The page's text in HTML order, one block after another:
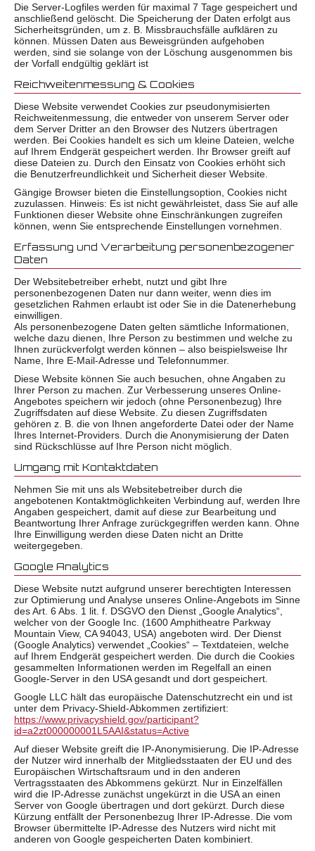
Die Server-Logfiles werden für maximal 7 Tage gespeichert und
anschließend gelöscht. Die Speicherung der Daten erfolgt aus
Sicherheitsgründen, um z. B. Missbrauchsfälle aufklären zu
können. Müssen Daten aus Beweisgründen aufgehoben
werden, sind sie solange von der Löschung ausgenommen bis
der Vorfall endgültig geklärt ist
Reichweitenmessung & Cookies
Diese Website verwendet Cookies zur pseudonymisierten
Reichweitenmessung, die entweder von unserem Server oder
dem Server Dritter an den Browser des Nutzers übertragen
werden. Bei Cookies handelt es sich um kleine Dateien, welche
auf Ihrem Endgerät gespeichert werden. Ihr Browser greift auf
diese Dateien zu. Durch den Einsatz von Cookies erhöht sich
die Benutzerfreundlichkeit und Sicherheit dieser Website.
Gängige Browser bieten die Einstellungsoption, Cookies nicht
zuzulassen. Hinweis: Es ist nicht gewährleistet, dass Sie auf alle
Funktionen dieser Website ohne Einschränkungen zugreifen
können, wenn Sie entsprechende Einstellungen vornehmen.
Erfassung und Verarbeitung personenbezogener
Daten
Der Websitebetreiber erhebt, nutzt und gibt Ihre
personenbezogenen Daten nur dann weiter, wenn dies im
gesetzlichen Rahmen erlaubt ist oder Sie in die Datenerhebung
einwilligen.
Als personenbezogene Daten gelten sämtliche Informationen,
welche dazu dienen, Ihre Person zu bestimmen und welche zu
Ihnen zurückverfolgt werden können – also beispielsweise Ihr
Name, Ihre E-Mail-Adresse und Telefonnummer.
Diese Website können Sie auch besuchen, ohne Angaben zu
Ihrer Person zu machen. Zur Verbesserung unseres Online-
Angebotes speichern wir jedoch (ohne Personenbezug) Ihre
Zugriffsdaten auf diese Website. Zu diesen Zugriffsdaten
gehören z. B. die von Ihnen angeforderte Datei oder der Name
Ihres Internet-Providers. Durch die Anonymisierung der Daten
sind Rückschlüsse auf Ihre Person nicht möglich.
Umgang mit Kontaktdaten
Nehmen Sie mit uns als Websitebetreiber durch die
angebotenen Kontaktmöglichkeiten Verbindung auf, werden Ihre
Angaben gespeichert, damit auf diese zur Bearbeitung und
Beantwortung Ihrer Anfrage zurückgegriffen werden kann. Ohne
Ihre Einwilligung werden diese Daten nicht an Dritte
weitergegeben.
Google Analytics
Diese Website nutzt aufgrund unserer berechtigten Interessen
zur Optimierung und Analyse unseres Online-Angebots im Sinne
des Art. 6 Abs. 1 lit. f. DSGVO den Dienst „Google Analytics“,
welcher von der Google Inc. (1600 Amphitheatre Parkway
Mountain View, CA 94043, USA) angeboten wird. Der Dienst
(Google Analytics) verwendet „Cookies“ – Textdateien, welche
auf Ihrem Endgerät gespeichert werden. Die durch die Cookies
gesammelten Informationen werden im Regelfall an einen
Google-Server in den USA gesandt und dort gespeichert.
Google LLC hält das europäische Datenschutzrecht ein und ist
unter dem Privacy-Shield-Abkommen zertifiziert:
https://www.privacyshield.gov/participant?
id=a2zt000000001L5AAI&status=Active
Auf dieser Website greift die IP-Anonymisierung. Die IP-Adresse
der Nutzer wird innerhalb der Mitgliedsstaaten der EU und des
Europäischen Wirtschaftsraum und in den anderen
Vertragsstaaten des Abkommens gekürzt. Nur in Einzelfällen
wird die IP-Adresse zunächst ungekürzt in die USA an einen
Server von Google übertragen und dort gekürzt. Durch diese
Kürzung entfällt der Personenbezug Ihrer IP-Adresse. Die vom
Browser übermittelte IP-Adresse des Nutzers wird nicht mit
anderen von Google gespeicherten Daten kombiniert.